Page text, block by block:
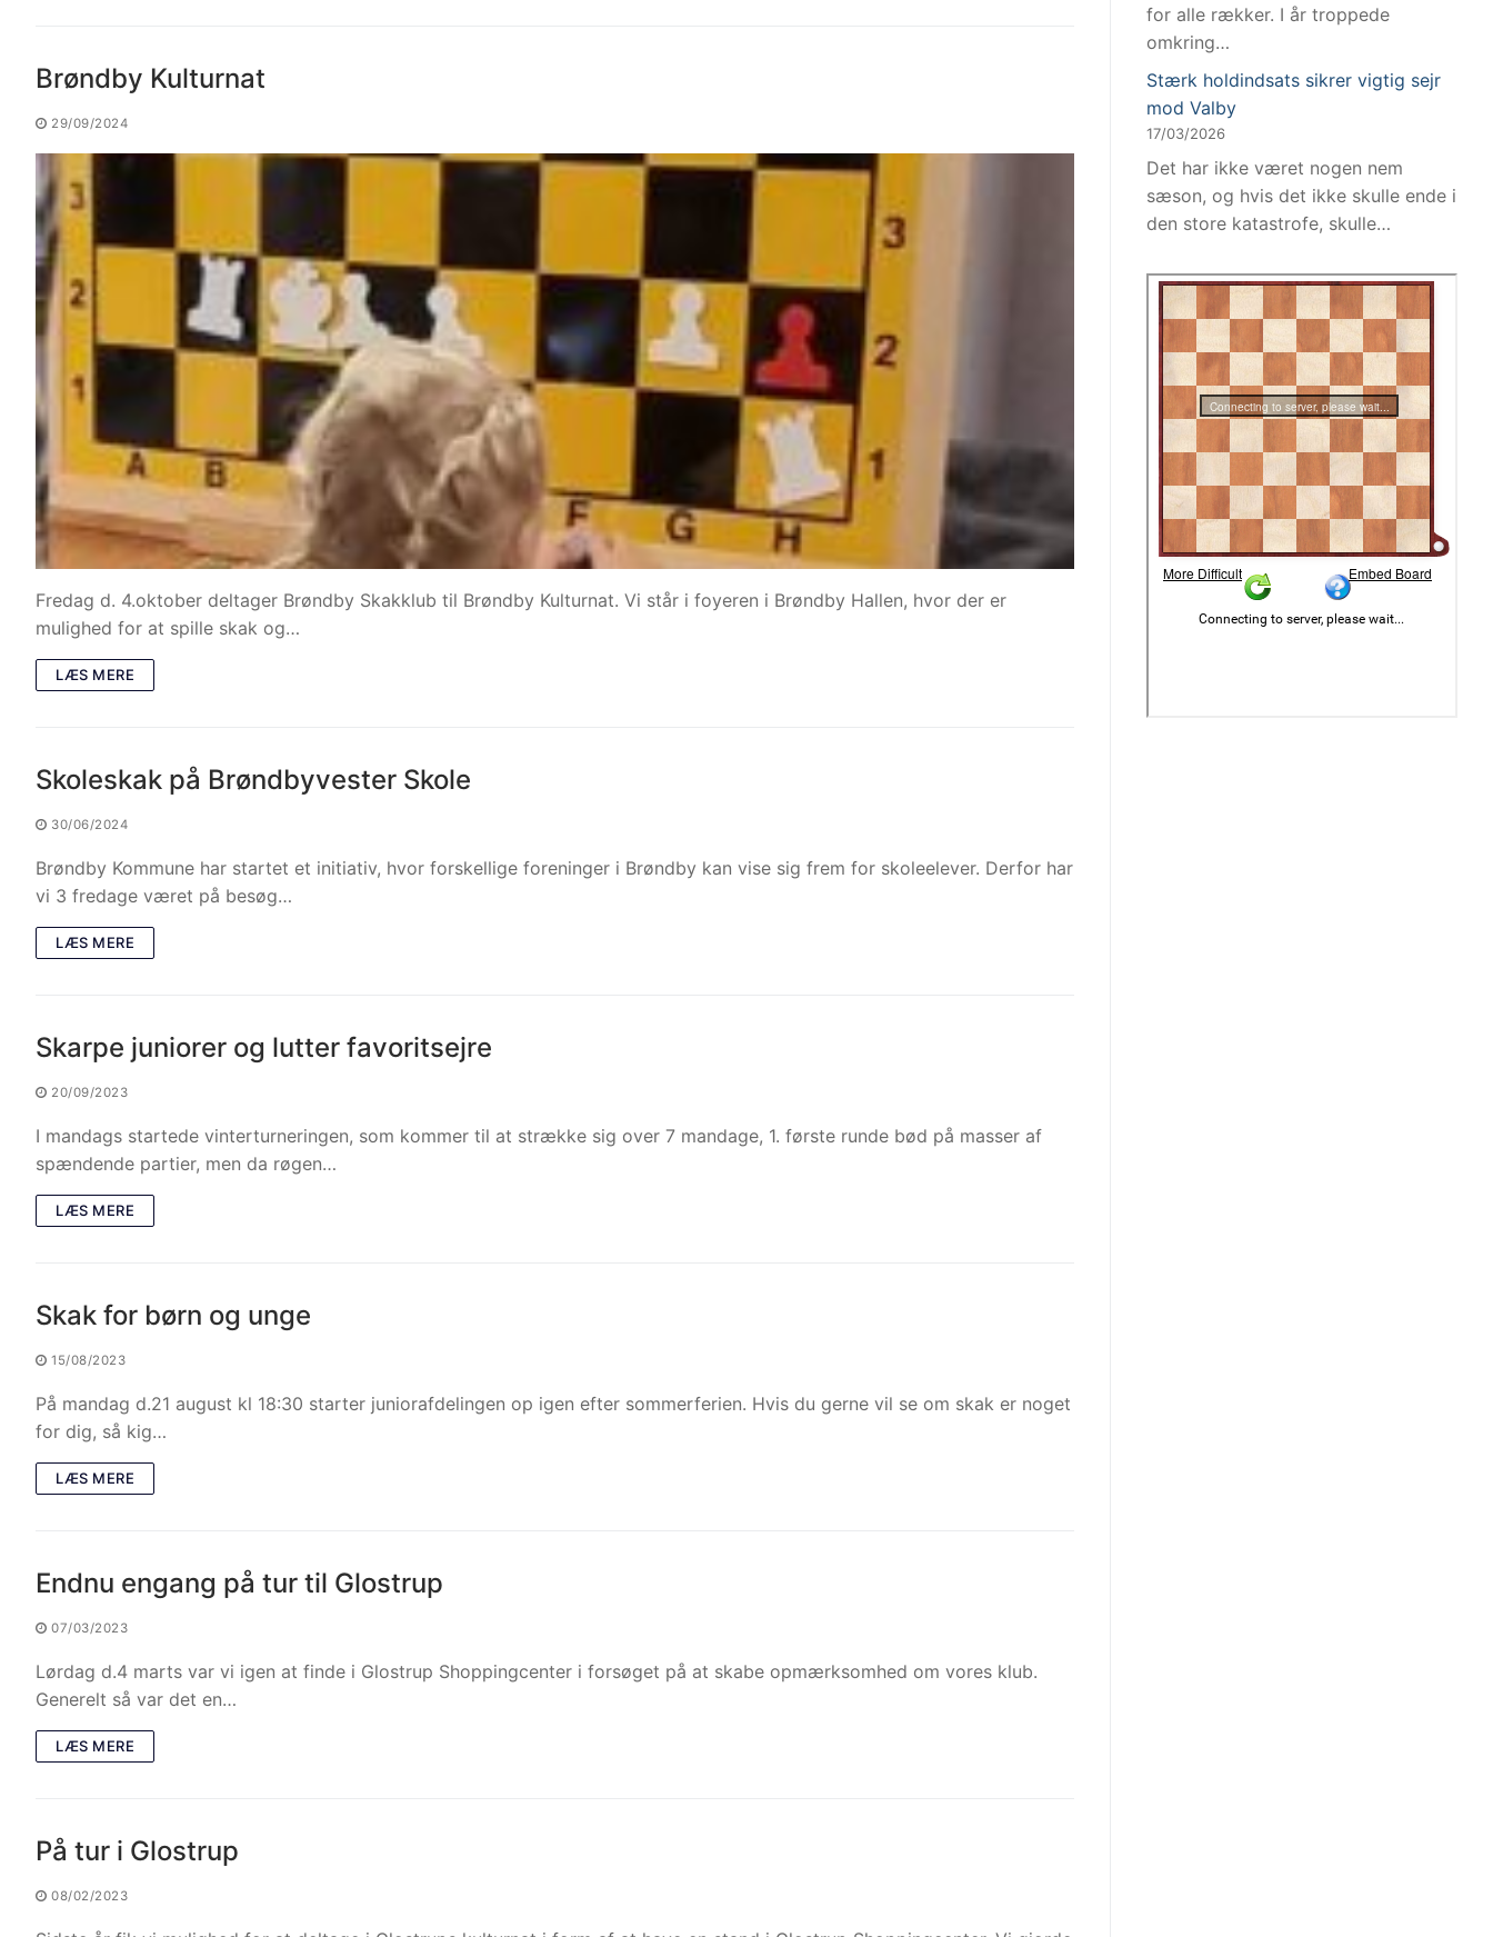
Brøndby Kulturnat
29/09/2024
Fredag d. 4.oktober deltager Brøndby Skakklub til Brøndby Kulturnat. Vi står i foyeren i Brøndby Hallen, hvor der er
mulighed for at spille skak og…
LÆS MERE
Skoleskak på Brøndbyvester Skole
30/06/2024
Brøndby Kommune har startet et initiativ, hvor forskellige foreninger i Brøndby kan vise sig frem for skoleelever. Derfor har
vi 3 fredage været på besøg…
LÆS MERE
Skarpe juniorer og lutter favoritsejre
20/09/2023
I mandags startede vinterturneringen, som kommer til at strække sig over 7 mandage, 1. første runde bød på masser af
spændende partier, men da røgen…
LÆS MERE
Skak for børn og unge
15/08/2023
På mandag d.21 august kl 18:30 starter juniorafdelingen op igen efter sommerferien. Hvis du gerne vil se om skak er noget
for dig, så kig…
LÆS MERE
Endnu engang på tur til Glostrup
07/03/2023
Lørdag d.4 marts var vi igen at finde i Glostrup Shoppingcenter i forsøget på at skabe opmærksomhed om vores klub.
Generelt så var det en…
LÆS MERE
På tur i Glostrup
08/02/2023
for alle rækker. I år troppede
omkring…
Stærk holdindsats sikrer vigtig sejr
mod Valby
17/03/2026
Det har ikke været nogen nem
sæson, og hvis det ikke skulle ende i
den store katastrofe, skulle…